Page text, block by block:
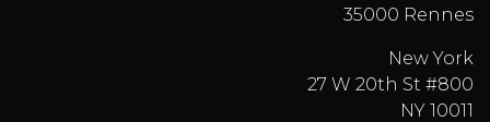
35000 Rennes
New York
27 W 20th St #800
NY 10011